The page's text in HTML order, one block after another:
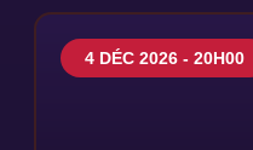
4 DÉC 2026 - 20H00